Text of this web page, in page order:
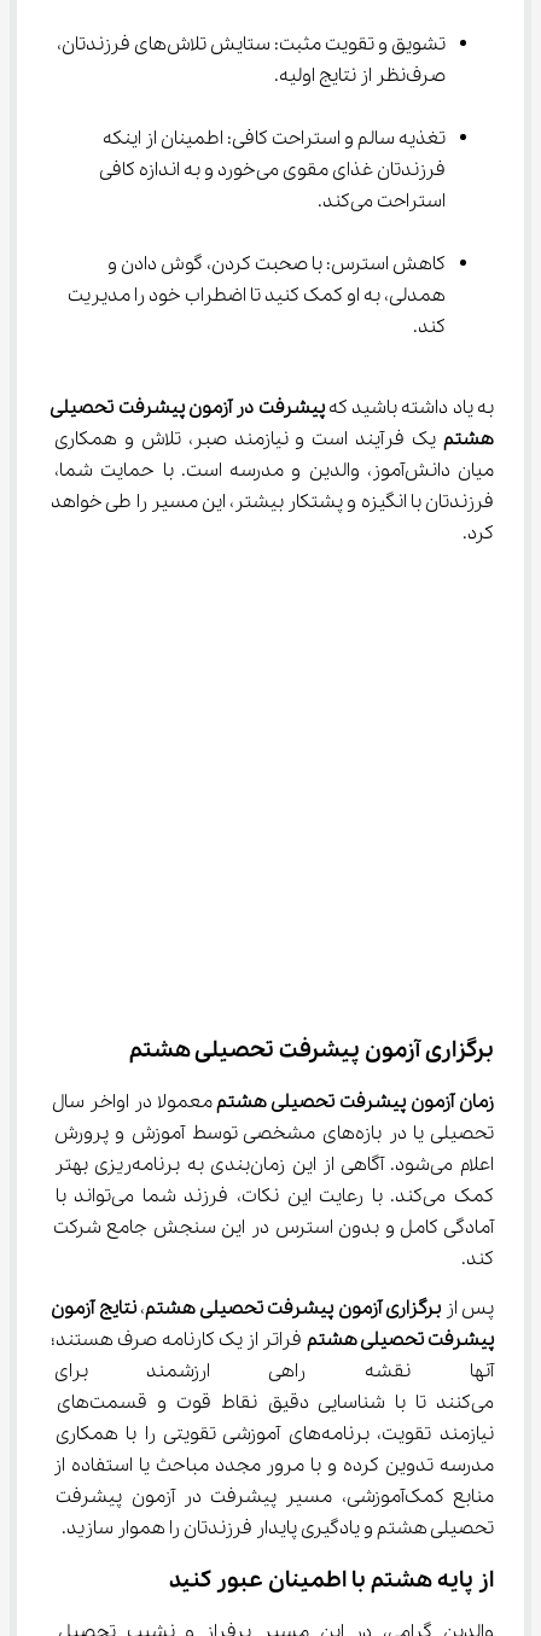
تشویق و تقویت مثبت: ستایش تلاش‌های فرزندتان،
صرف‌نظر از نتایج اولیه.
تغذیه سالم و استراحت کافی: اطمینان از اینکه
فرزندتان غذای مقوی می‌خورد و به اندازه کافی
استراحت می‌کند.
کاهش استرس: با صحبت کردن، گوش دادن و
همدلی، به او کمک کنید تا اضطراب خود را مدیریت
کند.
به یاد داشته باشید که پیشرفت در آزمون پیشرفت تحصیلی
هشتم یک فرآیند است و نیازمند صبر، تلاش و همکاری
میان دانش‌آموز، والدین و مدرسه است. با حمایت شما،
فرزندتان با انگیزه و پشتکار بیشتر، این مسیر را طی خواهد
کرد.
برگزاری آزمون پیشرفت تحصیلی هشتم
زمان آزمون پیشرفت تحصیلی هشتم معمولا در اواخر سال
تحصیلی یا در بازه‌های مشخصی توسط آموزش و پرورش
اعلام می‌شود. آگاهی از این زمان‌بندی به برنامه‌ریزی بهتر
کمک می‌کند. با رعایت این نکات، فرزند شما می‌تواند با
آمادگی کامل و بدون استرس در این سنجش جامع شرکت
کند.
پس از برگزاری آزمون پیشرفت تحصیلی هشتم، نتایج آزمون
پیشرفت تحصیلی هشتم فراتر از یک کارنامه صرف هستند؛
آنها نقشه راهی ارزشمند
می‌کنند تا با شناسایی دقیق نقاط قوت و قسمت‌های
نیازمند تقویت، برنامه‌های آموزشی تقویتی را با همکاری
مدرسه تدوین کرده و با مرور مجدد مباحث یا استفاده از
منابع کمک‌آموزشی، مسیر پیشرفت در آزمون پیشرفت
تحصیلی هشتم و یادگیری پایدار فرزندتان را هموار سازید.
از پایه هشتم با اطمینان عبور کنید